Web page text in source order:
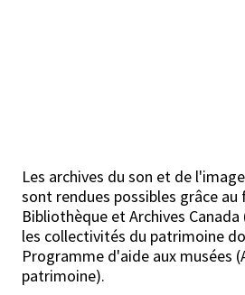
Les archives du son et de
sont rendues possibles grâce
Bibliothèque et Archives
les collectivités du patrimoine
Programme d'aide aux musées
patrimoine).